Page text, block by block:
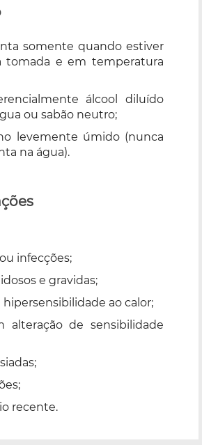
somente quando estiver
tomada e em temperatura
álcool diluído
ou sabão neutro;
levemente úmido (nunca
na água).
infecções;
e gravidas;
hipersensibilidade ao calor;
alteração de sensibilidade
recente.